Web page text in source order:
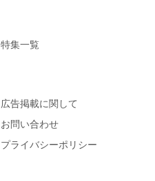
特集一覧
広告掲載に関して
お問い合わせ
プライバシーポリシー